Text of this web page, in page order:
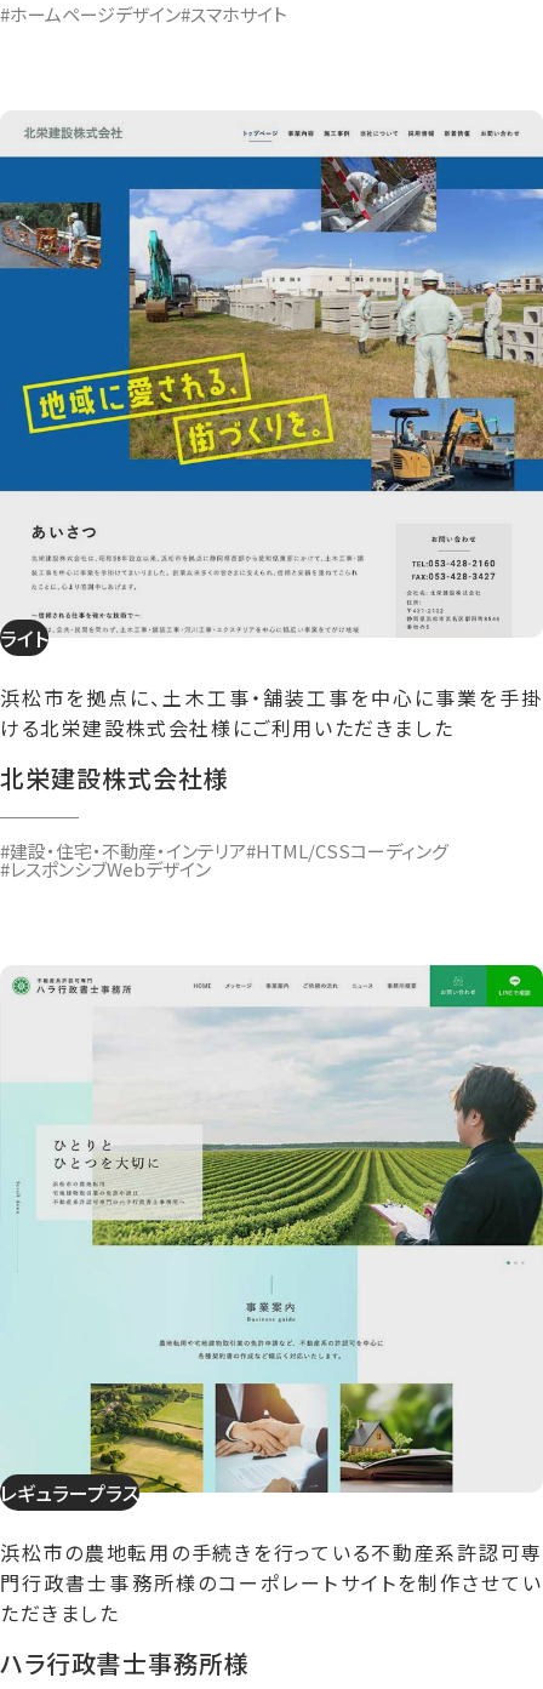
#ホームページデザイン#スマホサイト
ライト
浜松市を拠点に、土木工事・舗装工事を中心に事業を手掛
ける北栄建設株式会社様にご利用いただきました
北栄建設株式会社様
#建設・住宅・不動産・インテリア#HTML/CSSコーディング
#レスポンシブWebデザイン
レギュラープラス
浜松市の農地転用の手続きを行っている不動産系許認可専
門行政書士事務所様のコーポレートサイトを制作させてい
ただきました
ハラ行政書士事務所様